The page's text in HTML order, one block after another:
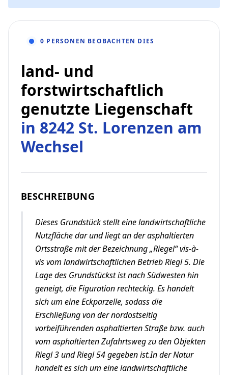
0 PERSONEN BEOBACHTEN DIES
land- und
forstwirtschaftlich
genutzte Liegenschaft
in 8242 St. Lorenzen am
Wechsel
BESCHREIBUNG
Dieses Grundstück stellt eine landwirtschaftliche
Nutzfläche dar und liegt an der asphaltierten
Ortsstraße mit der Bezeichnung „Riegel“ vis-à-
vis vom landwirtschaftlichen Betrieb Riegl 5. Die
Lage des Grundstückst ist nach Südwesten hin
geneigt, die Figuration rechteckig. Es handelt
sich um eine Eckparzelle, sodass die
Erschließung von der nordostseitig
vorbeiführenden asphaltierten Straße bzw. auch
vom asphaltierten Zufahrtsweg zu den Objekten
Riegl 3 und Riegl 54 gegeben ist.In der Natur
handelt es sich um eine landwirtschaftliche